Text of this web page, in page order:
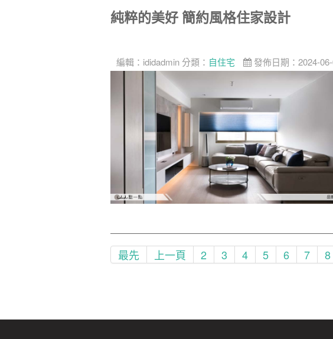
純粹的美好 簡約風格住家設計
編輯： ididadmin 分類： 自住宅 發佈日期：2024-06-
最先 上一頁 2 3 4 5 6 7 8